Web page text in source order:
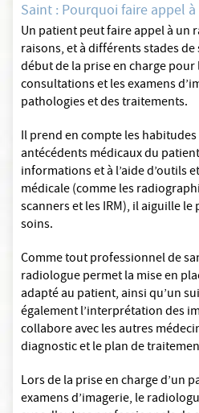
Saint : Pourquoi faire appel
Un patient peut faire appel à
raisons, et à différents stades
début de la prise en charge
consultations et les examens
pathologies et des traitements.
Il prend en compte les
antécédents médicaux du
informations et à l’aide d’outils
médicale (comme les
scanners et les IRM), il aiguille
soins.
Comme tout professionnel de
radiologue permet la mise en
adapté au patient, ainsi qu’un
également l’interprétation des
collabore avec les autres
diagnostic et le plan de
Lors de la prise en charge d’un
examens d’imagerie, le